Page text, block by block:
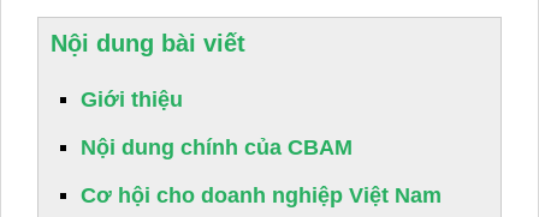
Nội dung bài viết
Giới thiệu
Nội dung chính của CBAM
Cơ hội cho doanh nghiệp Việt Nam